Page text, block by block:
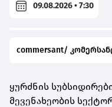
09.08.2026 • 7:30
commersant/
ყურძნის
მევენახეობის